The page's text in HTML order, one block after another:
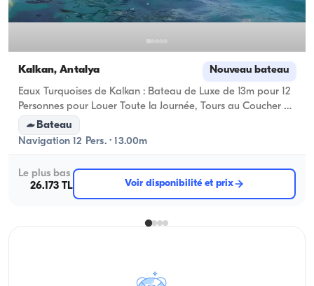
Kalkan, Antalya Nouveau bateau
Eaux Turquoises de Kalkan : Bateau de Luxe de 13m pour 12
Personnes pour Louer Toute la Journée, Tours au Coucher du
Soleil, Tours des Baies de Kalkan, Demandes en Mariage à
Bord, Anniversaires et Enterrements de Vie de Garçon
Bateau
Navigation 12 Pers. · 13.00m
Le plus bas
26.173 TL
Voir disponibilité et prix